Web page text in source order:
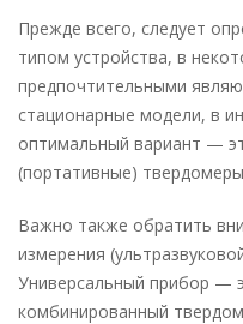
Прежде всего, следует
типом устройства, в
предпочтительными
стационарные модели, в
оптимальный вариант —
(портативные)
Важно также обратить
измерения
Универсальный прибор —
комбинированный